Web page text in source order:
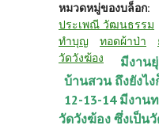
หมวดหมู่ของบล็อก:
ประเพณี วัฒนธรรม
ทำบุญ
ทอดผ้าป่า
วัดวังฆ้อง
มีงาน
บ้านสวน ถึงยังไ
12-13-14 มีงาน
วัดวังฆ้อง ซึ่งเป็น